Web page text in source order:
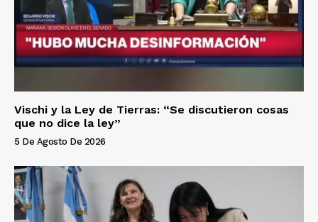
Vischi y la Ley de Tierras: “Se discutieron cosas
que no dice la ley”
5 De Agosto De 2026